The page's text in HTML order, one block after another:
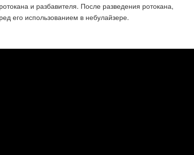
и разбавителя. После разведения ротокана,
его использованием в небулайзере.